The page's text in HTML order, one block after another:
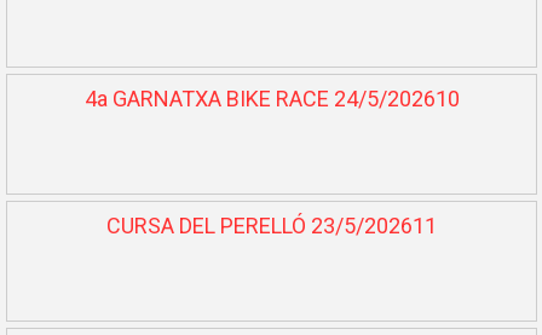
4a GARNATXA BIKE RACE 24/5/202610
CURSA DEL PERELLÓ 23/5/202611